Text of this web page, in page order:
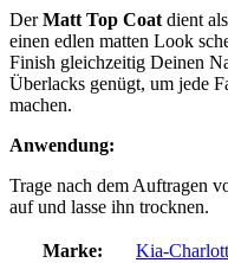
DerMatt Top Coat dient
einen edlen matten Look
Finish gleichzeitig Deinen
Überlacks genügt, um jede
machen.
Anwendung:
Trage nach dem Auftragen
auf und lasse ihn trocknen.
Marke:
Kia-